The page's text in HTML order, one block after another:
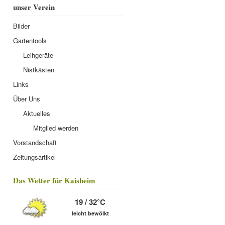
unser Verein
Bilder
Gartentools
Leihgeräte
Nistkästen
Links
Über Uns
Aktuelles
Mitglied werden
Vorstandschaft
Zeitungsartikel
Das Wetter für Kaisheim
19 / 32°C
leicht bewölkt